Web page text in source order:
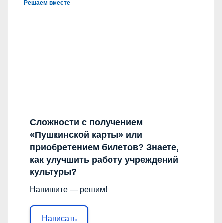
Решаем вместе
Сложности с получением
«Пушкинской карты» или
приобретением билетов? Знаете,
как улучшить работу учреждений
культуры?
Напишите — решим!
Написать